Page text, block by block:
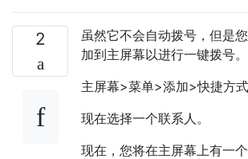
2
虽然它不会自动拨号，但是
加到主屏幕以进行一键拨号。
主屏幕>菜单>添加>快捷方
现在选择一个联系人。
现在，您将在主屏幕上有一